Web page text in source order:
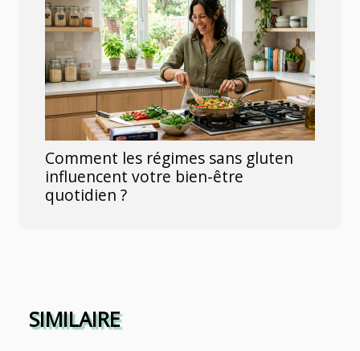
Comment les régimes sans gluten
influencent votre bien-être
quotidien ?
SIMILAIRE